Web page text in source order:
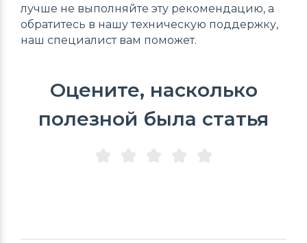
лучше не выполняйте эту рекомендацию, а
обратитесь в нашу техническую поддержку,
наш специалист вам поможет.
Оцените, насколько
полезной была статья